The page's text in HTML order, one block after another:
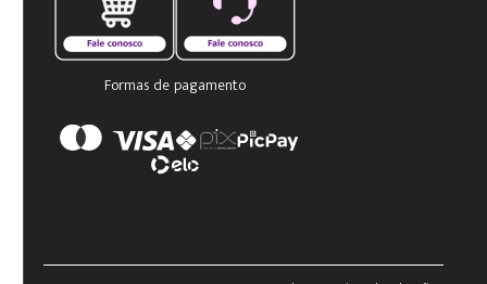
Formas de pagamento